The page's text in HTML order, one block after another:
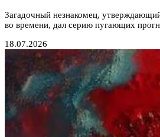
Загадочный незнакомец,
во времени, дал серию пугающих
18.07.2026